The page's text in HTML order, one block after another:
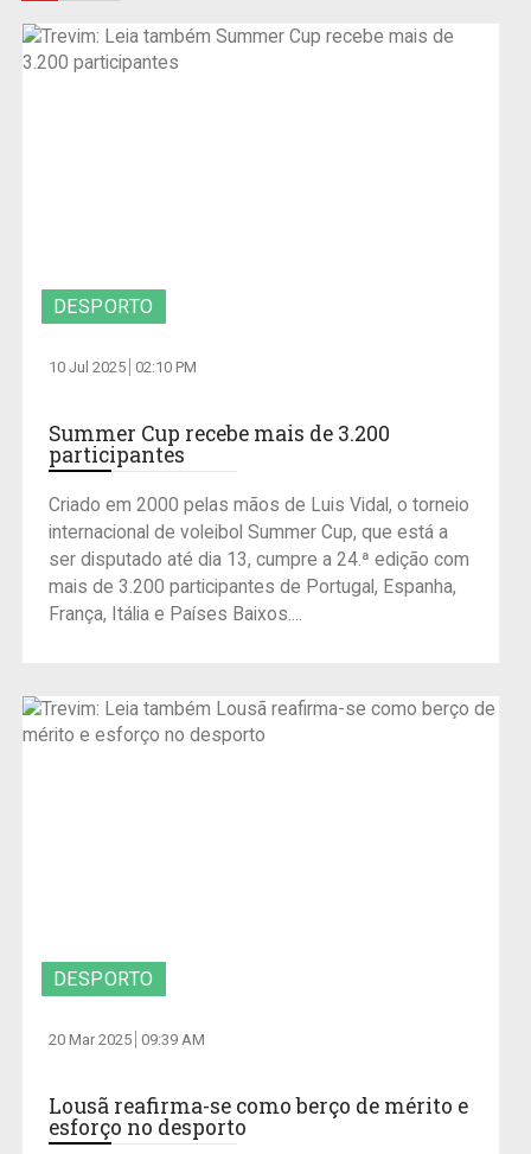
DESPORTO
10 Jul 2025 02:10 PM
Summer Cup recebe mais de 3.200
participantes
Criado em 2000 pelas mãos de Luis Vidal, o torneio
internacional de voleibol Summer Cup, que está a
ser disputado até dia 13, cumpre a 24.ª edição com
mais de 3.200 participantes de Portugal, Espanha,
França, Itália e Países Baixos....
DESPORTO
20 Mar 2025 09:39 AM
Lousã reafirma-se como berço de mérito e
esforço no desporto